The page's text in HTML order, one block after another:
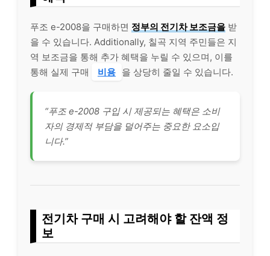
푸조 e-2008을 구매하면 정부의 전기차 보조금을 받
을 수 있습니다. Additionally, 칠곡 지역 주민들은 지
역 보조금을 통해 추가 혜택을 누릴 수 있으며, 이를
통해 실제 구매
비용 을 상당히 줄일 수 있습니다.
“푸조 e-2008 구입 시 제공되는 혜택은 소비
자의 경제적 부담을 덜어주는 중요한 요소입
니다.”
전기차 구매 시 고려해야 할 잔액 정
보